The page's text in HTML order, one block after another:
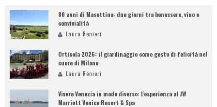
80 anni di Masottina: due giorni tra benessere, vino e
convivialità
Laura Renieri
Orticola 2026: il giardinaggio come gesto di felicità nel
cuore di Milano
Laura Renieri
Vivere Venezia in modo diverso: l’esperienza al JW
Marriott Venice Resort & Spa